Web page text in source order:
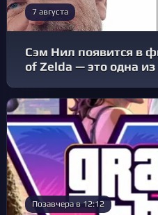
7 августа
Сэм Нил появится в
of Zelda — это одна
Позавчера в 12:12